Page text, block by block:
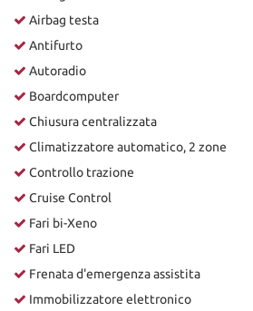
Airbag testa
Antifurto
Autoradio
Boardcomputer
Chiusura centralizzata
Climatizzatore automatico, 2 zone
Controllo trazione
Cruise Control
Fari bi-Xeno
Fari LED
Frenata d'emergenza assistita
Immobilizzatore elettronico